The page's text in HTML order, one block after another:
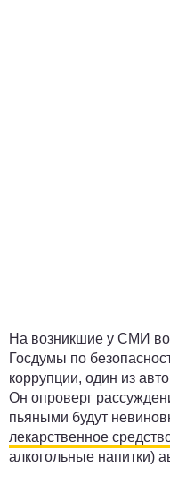
На возникшие у СМИ
Госдумы по
коррупции, один из
Он опроверг
пьяными будут
лекарственное
алкогольные напитки)